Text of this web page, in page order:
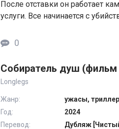
После отставки он работает
услуги. Все начинается с
0
Собиратель душ (фильм
Longlegs
Жанр:
ужасы,
Год:
2024
Перевод:
Дубляж